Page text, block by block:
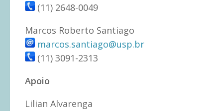
(11) 2648-0049
Marcos Roberto Santiago
marcos.santiago@usp.br
(11) 3091-2313
Apoio
Lilian Alvarenga